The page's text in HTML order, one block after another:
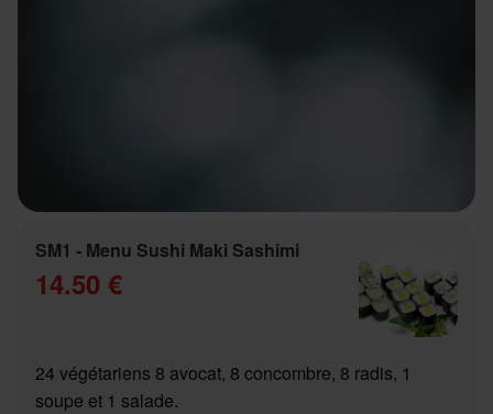
SM1 - Menu Sushi Maki Sashimi
14.50 €
24 végétariens 8 avocat, 8 concombre, 8 radis, 1
soupe et 1 salade.